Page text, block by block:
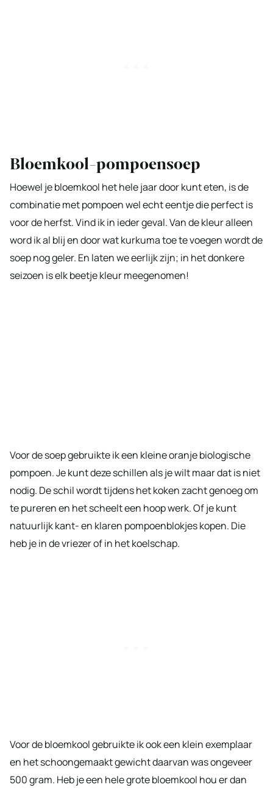
Bloemkool-pompoensoep
Hoewel je bloemkool het hele jaar door kunt eten, is de
combinatie met pompoen wel echt eentje die perfect is
voor de herfst. Vind ik in ieder geval. Van de kleur alleen
word ik al blij en door wat kurkuma toe te voegen wordt de
soep nog geler. En laten we eerlijk zijn; in het donkere
seizoen is elk beetje kleur meegenomen!
Voor de soep gebruikte ik een kleine oranje biologische
pompoen. Je kunt deze schillen als je wilt maar dat is niet
nodig. De schil wordt tijdens het koken zacht genoeg om
te pureren en het scheelt een hoop werk. Of je kunt
natuurlijk kant- en klaren pompoenblokjes kopen. Die
heb je in de vriezer of in het koelschap.
Voor de bloemkool gebruikte ik ook een klein exemplaar
en het schoongemaakt gewicht daarvan was ongeveer
500 gram. Heb je een hele grote bloemkool hou er dan